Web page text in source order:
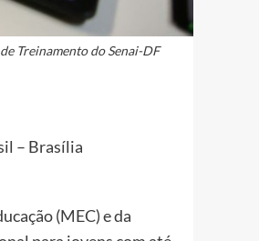
Treinamento do Senai-DF
– Brasília
(MEC) e da